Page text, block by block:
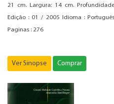
21 cm. Largura: 14 cm.
Edição : 01 / 2005 Idioma :
Paginas : 276
Ver Sinopse Comprar